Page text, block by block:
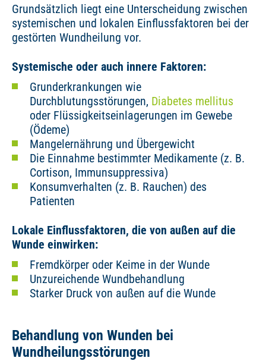
Grundsätzlich liegt eine Unterscheidung zwischen
systemischen und lokalen Einflussfaktoren bei der
gestörten Wundheilung vor.
Systemische oder auch innere Faktoren:
Grunderkrankungen wie
Durchblutungsstörungen, Diabetes mellitus
oder Flüssigkeitseinlagerungen im Gewebe
(Ödeme)
Mangelernährung und Übergewicht
Die Einnahme bestimmter Medikamente (z. B.
Cortison, Immunsuppressiva)
Konsumverhalten (z. B. Rauchen) des
Patienten
Lokale Einflussfaktoren, die von außen auf die
Wunde einwirken:
Fremdkörper oder Keime in der Wunde
Unzureichende Wundbehandlung
Starker Druck von außen auf die Wunde
Behandlung von Wunden bei
Wundheilungsstörungen